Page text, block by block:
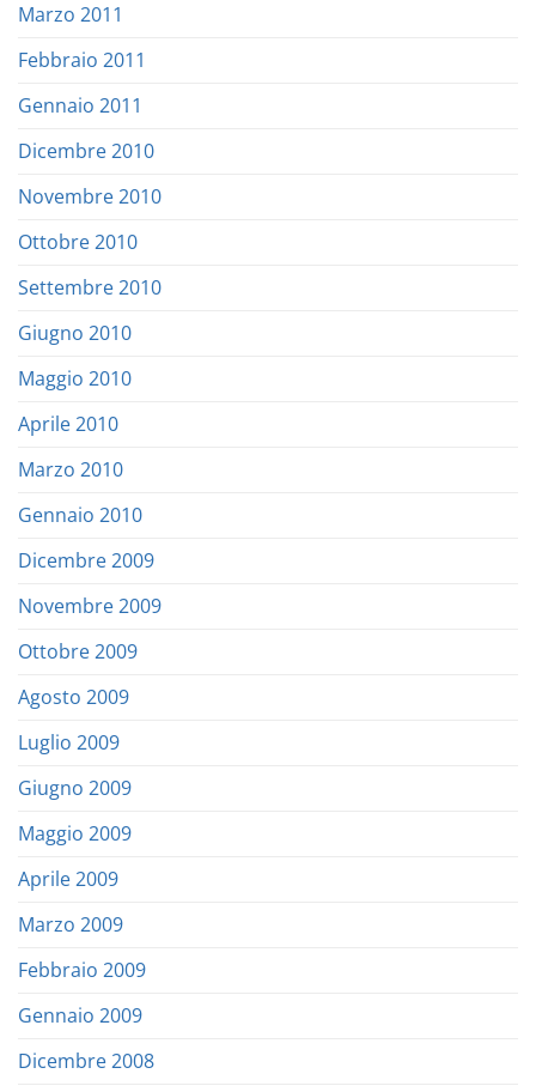
Marzo 2011
Febbraio 2011
Gennaio 2011
Dicembre 2010
Novembre 2010
Ottobre 2010
Settembre 2010
Giugno 2010
Maggio 2010
Aprile 2010
Marzo 2010
Gennaio 2010
Dicembre 2009
Novembre 2009
Ottobre 2009
Agosto 2009
Luglio 2009
Giugno 2009
Maggio 2009
Aprile 2009
Marzo 2009
Febbraio 2009
Gennaio 2009
Dicembre 2008